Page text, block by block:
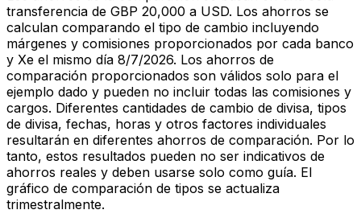
transferencia de GBP 20,000 a USD. Los ahorros se
calculan comparando el tipo de cambio incluyendo
márgenes y comisiones proporcionados por cada banco
y Xe el mismo día 8/7/2026. Los ahorros de
comparación proporcionados son válidos solo para el
ejemplo dado y pueden no incluir todas las comisiones y
cargos. Diferentes cantidades de cambio de divisa, tipos
de divisa, fechas, horas y otros factores individuales
resultarán en diferentes ahorros de comparación. Por lo
tanto, estos resultados pueden no ser indicativos de
ahorros reales y deben usarse solo como guía. El
gráfico de comparación de tipos se actualiza
trimestralmente.